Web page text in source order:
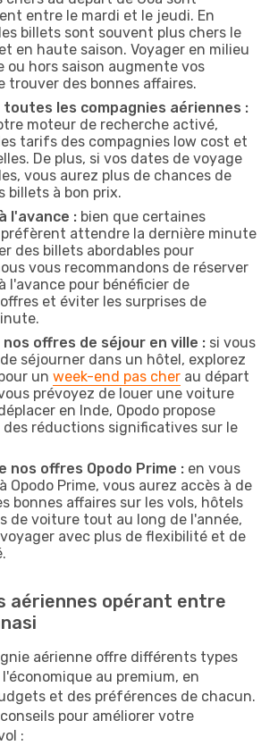
entre le mardi et le jeudi. En
billets sont souvent plus chers le
en haute saison. Voyager en milieu
ou hors saison augmente vos
trouver des bonnes affaires.
toutes les compagnies aériennes :
moteur de recherche activé,
tarifs des compagnies low cost et
De plus, si vos dates de voyage
vous aurez plus de chances de
billets à bon prix.
l'avance : bien que certaines
préfèrent attendre la dernière minute
des billets abordables pour
vous recommandons de réserver
l'avance pour bénéficier de
et éviter les surprises de
offres de séjour en ville : si vous
séjourner dans un hôtel, explorez
un week-end pas cher au départ
prévoyez de louer une voiture
en Inde, Opodo propose
des réductions significatives sur le
nos offres Opodo Prime : en vous
Opodo Prime, vous aurez accès à de
bonnes affaires sur les vols, hôtels
de voiture tout au long de l'année,
avec plus de flexibilité et de
aériennes opérant entre
aérienne offre différents types
au premium, en
et des préférences de chacun.
pour améliorer votre
: